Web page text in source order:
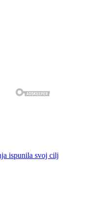
ispunila svoj cilj